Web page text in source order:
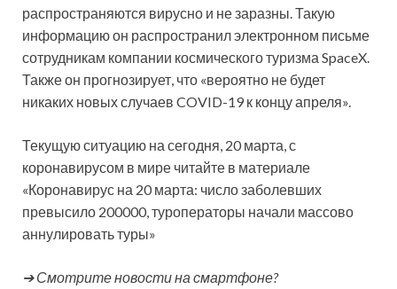
распространяются вирусно и не заразны. Такую
информацию он распространил электронном письме
сотрудникам компании космического туризма SpaceX.
Также он прогнозирует, что «вероятно не будет
никаких новых случаев COVID-19 к концу апреля».
Текущую ситуацию на сегодня, 20 марта, с
коронавирусом в мире читайте в материале
«Коронавирус на 20 марта: число заболевших
превысило 200000, туроператоры начали массово
аннулировать туры»
➔ Смотрите новости на смартфоне?